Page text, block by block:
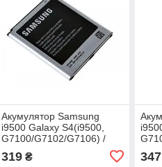
Акумулятор Samsung
i9500 Galaxy S4(i9500,
G7100/G7102/G7106) /
B600BC 2600 mAh АААА
Original PRC
319₴ 347